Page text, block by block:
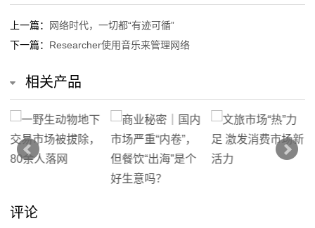
上一篇：
网络时代，一切都“有迹可循”
下一篇： Researcher使用音乐来管理网络
相关产品
评论